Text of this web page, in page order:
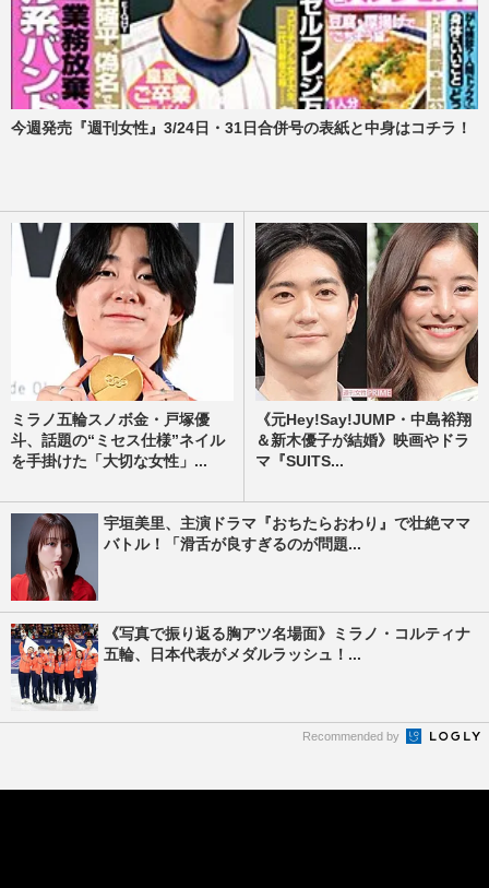
今週発売『週刊女性』3/24日・31日合併号の表紙と中身はコチラ！
ミラノ五輪スノボ金・戸塚優
斗、話題の“ミセス仕様”ネイル
を手掛けた「大切な女性」...
《元Hey!Say!JUMP・中島裕翔
＆新木優子が結婚》映画やドラ
マ『SUITS...
宇垣美里、主演ドラマ『おちたらおわり』で壮絶ママ
バトル！「滑舌が良すぎるのが問題...
《写真で振り返る胸アツ名場面》ミラノ・コルティナ
五輪、日本代表がメダルラッシュ！...
Recommended by